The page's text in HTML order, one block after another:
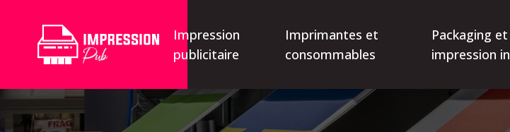
Impression
publicitaire
Imprimantes et
consommables
Packaging et
impression